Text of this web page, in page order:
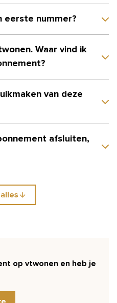
eerste nummer?
Waar vind ik
van deze
afsluiten,
op vtwonen en heb je